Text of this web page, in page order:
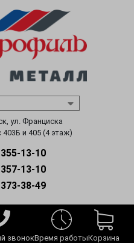
ул. Франциска
и 405 (4 этаж)
13-10
13-10
38-49
звонокВремя работыКорзина